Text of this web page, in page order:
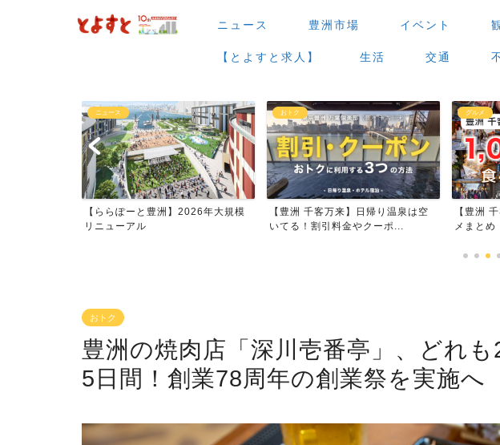
ニュース 豊洲市場 イベント
【とよすと求人】 生活 交通
おトク
【豊洲 千客万来】日帰り温泉は空
いてる！割引料金やクーポ...
グルメ
【豊洲 千客万来】1,000円以下グル
メまとめ
観光
【豊洲
泉を写真
おトク
豊洲の焼肉店「深川壱番亭」、どれ
5日間！創業78周年の創業祭を実施へ